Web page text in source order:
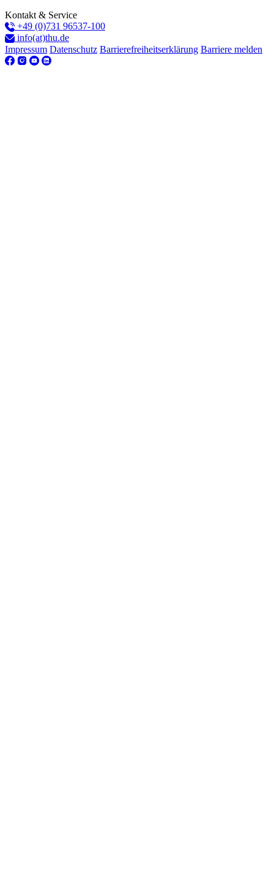
Kontakt & Service
+49 (0)731 96537-100
info(at)thu.de
Impressum Datenschutz Barrierefreiheitserklärung Barriere melden